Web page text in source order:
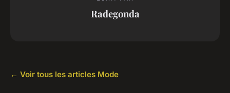
Radegonda
← Voir tous les articles Mode